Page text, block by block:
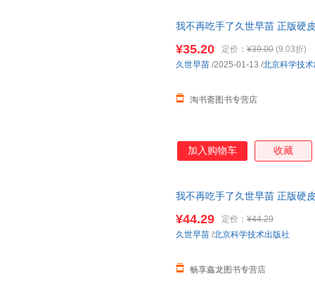
我不再吃手了久世早苗 正版硬
¥35.20 定价： ¥39.00 (9.03折)
淘书斋图书专营店
久世早苗 /2025-01-13 /北京科学技
加入购物车 收藏
我不再吃手了久世早苗 正版硬
当当客服
¥44.29 定价： ¥44.29
畅享鑫龙图书专营店
久世早苗 /北京科学技术出版社